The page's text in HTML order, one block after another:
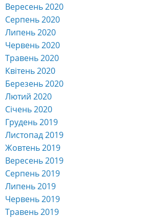
Вересень 2020
Серпень 2020
Липень 2020
Червень 2020
Травень 2020
Квітень 2020
Березень 2020
Лютий 2020
Січень 2020
Грудень 2019
Листопад 2019
Жовтень 2019
Вересень 2019
Серпень 2019
Липень 2019
Червень 2019
Травень 2019